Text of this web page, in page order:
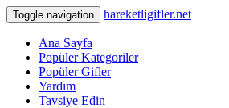
Toggle navigation hareketligifler.net
Ana Sayfa
Popüler Kategoriler
Popüler Gifler
Yardım
Tavsiye Edin